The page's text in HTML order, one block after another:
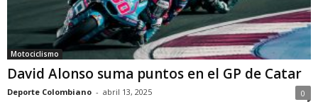
Motociclismo
David Alonso suma puntos en el GP de Catar
Deporte Colombiano - abril 13, 2025 0